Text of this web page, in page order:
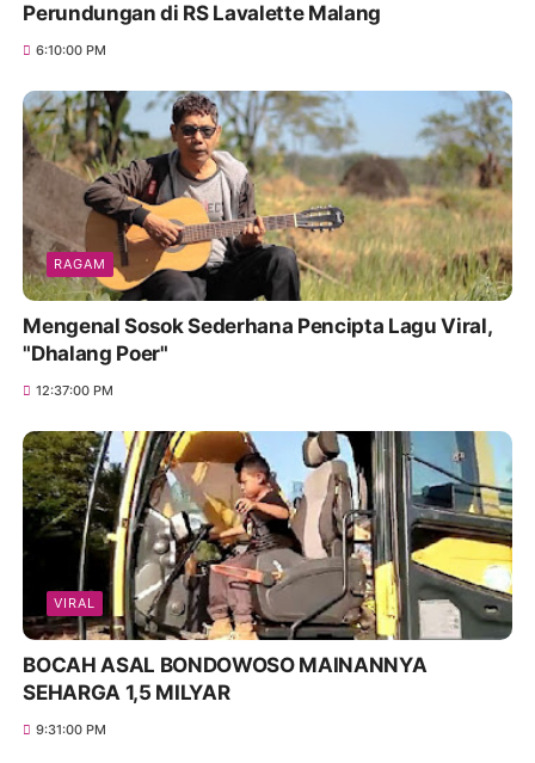
Perundungan di RS Lavalette Malang
6:10:00 PM
RAGAM
Mengenal Sosok Sederhana Pencipta Lagu Viral,
"Dhalang Poer"
12:37:00 PM
VIRAL
BOCAH ASAL BONDOWOSO MAINANNYA
SEHARGA 1,5 MILYAR
9:31:00 PM